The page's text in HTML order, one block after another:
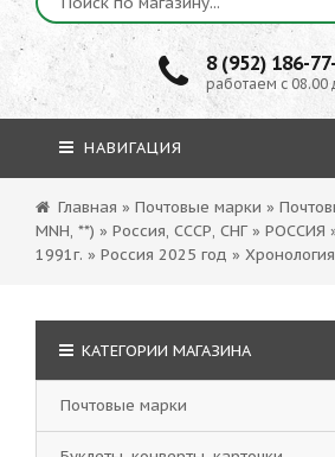
8 (952) 186-
работаем с 08.00
НАВИГАЦИЯ
Главная » Почтовые марки »
MNH, **) » Россия, СССР, СНГ » РОССИЯ
1991г. » Россия 2025 год » Хронология
КАТЕГОРИИ МАГАЗИНА
Почтовые марки